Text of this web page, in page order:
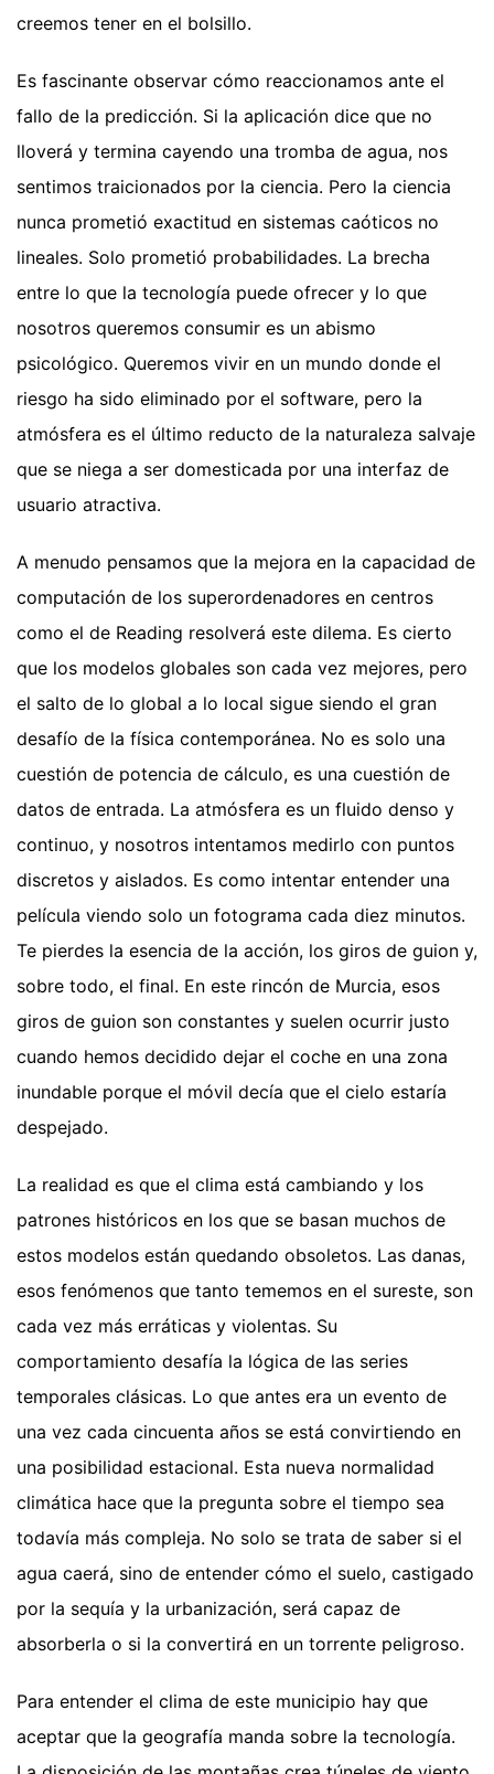
creemos tener en el bolsillo.
Es fascinante observar cómo reaccionamos ante el
fallo de la predicción. Si la aplicación dice que no
lloverá y termina cayendo una tromba de agua, nos
sentimos traicionados por la ciencia. Pero la ciencia
nunca prometió exactitud en sistemas caóticos no
lineales. Solo prometió probabilidades. La brecha
entre lo que la tecnología puede ofrecer y lo que
nosotros queremos consumir es un abismo
psicológico. Queremos vivir en un mundo donde el
riesgo ha sido eliminado por el software, pero la
atmósfera es el último reducto de la naturaleza salvaje
que se niega a ser domesticada por una interfaz de
usuario atractiva.
A menudo pensamos que la mejora en la capacidad de
computación de los superordenadores en centros
como el de Reading resolverá este dilema. Es cierto
que los modelos globales son cada vez mejores, pero
el salto de lo global a lo local sigue siendo el gran
desafío de la física contemporánea. No es solo una
cuestión de potencia de cálculo, es una cuestión de
datos de entrada. La atmósfera es un fluido denso y
continuo, y nosotros intentamos medirlo con puntos
discretos y aislados. Es como intentar entender una
película viendo solo un fotograma cada diez minutos.
Te pierdes la esencia de la acción, los giros de guion y,
sobre todo, el final. En este rincón de Murcia, esos
giros de guion son constantes y suelen ocurrir justo
cuando hemos decidido dejar el coche en una zona
inundable porque el móvil decía que el cielo estaría
despejado.
La realidad es que el clima está cambiando y los
patrones históricos en los que se basan muchos de
estos modelos están quedando obsoletos. Las danas,
esos fenómenos que tanto tememos en el sureste, son
cada vez más erráticas y violentas. Su
comportamiento desafía la lógica de las series
temporales clásicas. Lo que antes era un evento de
una vez cada cincuenta años se está convirtiendo en
una posibilidad estacional. Esta nueva normalidad
climática hace que la pregunta sobre el tiempo sea
todavía más compleja. No solo se trata de saber si el
agua caerá, sino de entender cómo el suelo, castigado
por la sequía y la urbanización, será capaz de
absorberla o si la convertirá en un torrente peligroso.
Para entender el clima de este municipio hay que
aceptar que la geografía manda sobre la tecnología.